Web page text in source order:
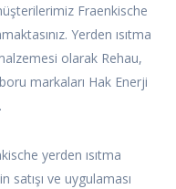
Fraenkische
Yerden ısıtma
olarak Rehau,
markaları Hak Enerji
yerden ısıtma
ve uygulaması